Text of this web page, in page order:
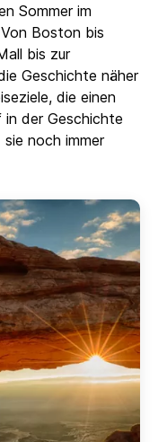
Sommer im
Boston bis
bis zur
Geschichte näher
die einen
der Geschichte
noch immer